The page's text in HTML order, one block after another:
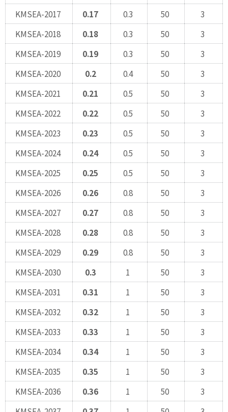
KMSEA-2017
0.17 0.3 50
3
KMSEA-2018
0.18 0.3 50
3
KMSEA-2019
0.19 0.3 50
3
KMSEA-2020
0.2 0.4 50
3
KMSEA-2021
0.21 0.5 50
3
KMSEA-2022
0.22 0.5 50
3
KMSEA-2023
0.23 0.5 50
3
KMSEA-2024
0.24 0.5 50
3
KMSEA-2025
0.25 0.5 50
3
KMSEA-2026
0.26 0.8 50
3
KMSEA-2027
0.27 0.8 50
3
KMSEA-2028
0.28 0.8 50
3
KMSEA-2029
0.29 0.8 50
3
KMSEA-2030
0.3 1 50
3
KMSEA-2031
0.31 1 50
3
KMSEA-2032
0.32 1 50
3
KMSEA-2033
0.33 1 50
3
KMSEA-2034
0.34 1 50
3
KMSEA-2035
0.35 1 50
3
KMSEA-2036
0.36 1 50
3